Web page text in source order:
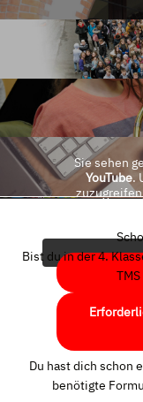
Sie sehen
YouTube.
Bist du in der 4.
Du hast dich schon
benötigte